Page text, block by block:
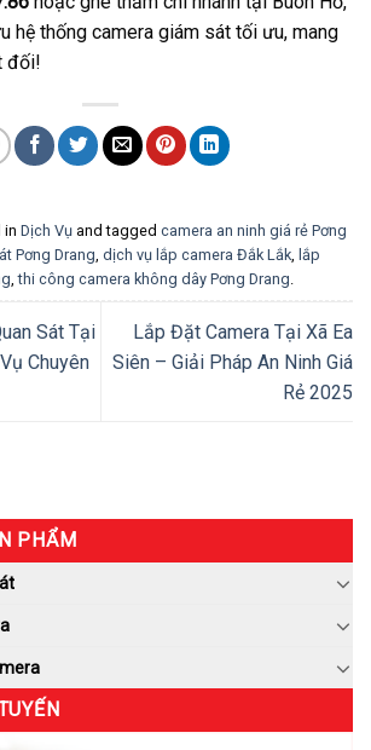
hệ thống camera giám sát tối ưu, mang
đối!
in Dịch Vụ and tagged camera an ninh giá rẻ Pơng
Pơng Drang dịch vụ lắp camera Đắk Lắk lắp
,thi công camera không dây Pơng Drang
Sát Tại
Chuyên
Lắp Đặt Camera Tại Xã Ea
Siên – Giải Pháp An Ninh Giá
Rẻ 2025
PHẨM